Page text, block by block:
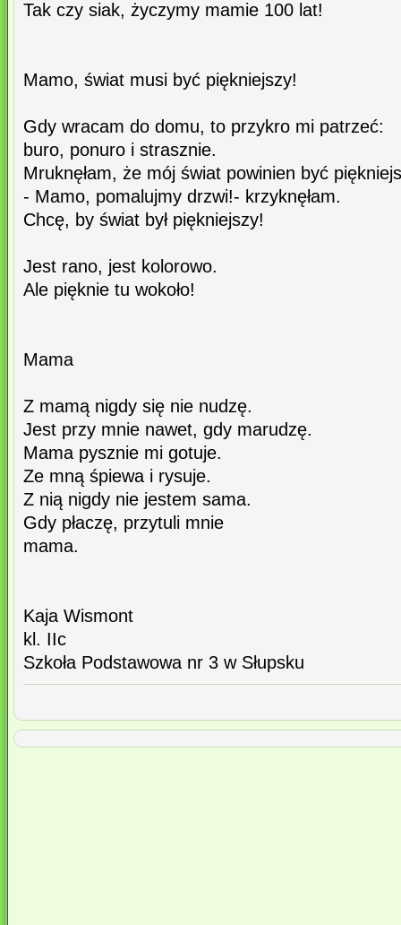
Tak czy siak, życzymy mamie 100 lat!
Mamo, świat musi być piękniejszy!
Gdy wracam do domu, to przykro mi patrzeć:
buro, ponuro i strasznie.
Mruknęłam, że mój świat powinien być
- Mamo, pomalujmy drzwi!- krzyknęłam.
Chcę, by świat był piękniejszy!
Jest rano, jest kolorowo.
Ale pięknie tu wokoło!
Mama
Z mamą nigdy się nie nudzę.
Jest przy mnie nawet, gdy marudzę.
Mama pysznie mi gotuje.
Ze mną śpiewa i rysuje.
Z nią nigdy nie jestem sama.
Gdy płaczę, przytuli mnie
mama.
Kaja Wismont
kl. IIc
Szkoła Podstawowa nr 3 w Słupsku